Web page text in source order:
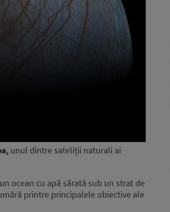
unul dintre sateliții naturali ai
ocean cu apă sărată sub un strat de
printre principalele obiective ale